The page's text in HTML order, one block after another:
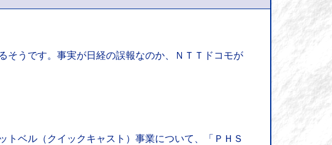
うです。事実が日経の誤報なのか、ＮＴＴドコモが
トベル（クイックキャスト）事業について、「ＰＨＳ